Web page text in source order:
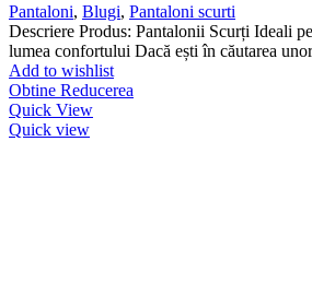
Pantaloni, Blugi, Pantaloni scurti
Descriere Produs: Pantalonii Scurți Ideali
lumea confortului Dacă ești în căutarea
Add to wishlist
Obtine Reducerea
Quick View
Quick view